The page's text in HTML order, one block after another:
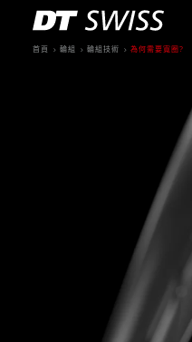
首頁 輪組 輪組技術 為何需要寬圈?